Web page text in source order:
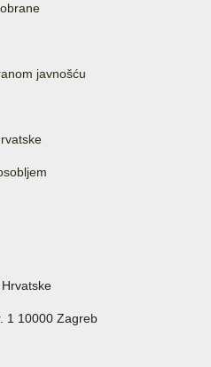
javnošću
1 10000 Zagreb